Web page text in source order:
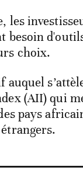
les
besoin
choix.
auquel
(AII) qui
pays